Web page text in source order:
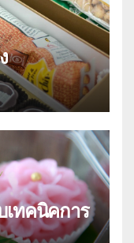
เทคนิคการ